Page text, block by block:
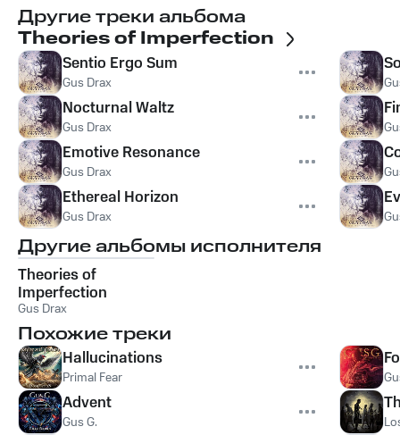
Другие треки альбома
Theories of Imperfection
Sentio Ergo Sum
Gus Drax
Nocturnal Waltz
Gus Drax
Emotive Resonance
Gus Drax
Ethereal Horizon
Gus Drax
Другие альбомы исполнителя
Theories of
Imperfection
Gus Drax
Похожие треки
Hallucinations
Primal Fear
Advent
Gus G.